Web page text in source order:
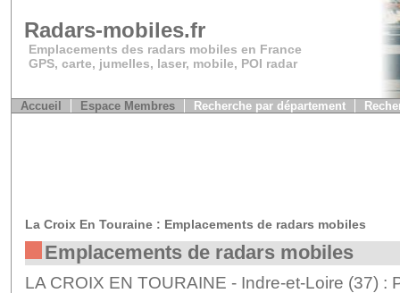
Radars-mobiles.fr
Emplacements des radars mobiles en France
GPS, carte, jumelles, laser, mobile, POI radar
Accueil Espace Membres Recherche par département
La Croix En Touraine : Emplacements de radars mobiles
Emplacements de radars mobiles
LA CROIX EN TOURAINE - Indre-et-Loire (37) :